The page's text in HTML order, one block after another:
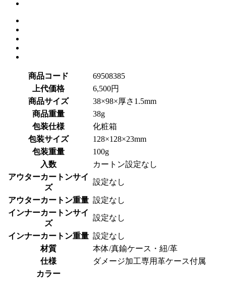
商品コード
69508385
上代価格
6,500円
商品サイズ
38×98×厚さ1.5mm
商品重量
38g
包装仕様
化粧箱
包装サイズ
128×128×23mm
包装重量
100g
入数
カートン設定なし
アウターカートンサイ
ズ
設定なし
アウターカートン重量 設定なし
インナーカートンサイ
ズ
設定なし
インナーカートン重量 設定なし
材質
本体/真鍮ケース・紐/革
仕様
ダメージ加工専用革ケース付属
カラー